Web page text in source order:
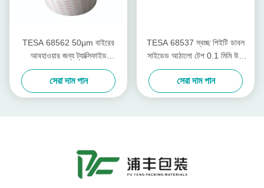
TESA 68562 50μm বাইরের
আবহাওয়ার জন্য ট্যাক্সিফাইড
অ্যাক্রিলিকের সাথে ডাবল সাইডেড
আঠালো টেপ
সেরা দাম পান
TESA 68537 স্বচ্ছ পিইটি ডাবল
সাইডেড আঠালো টেপ 0.1 মিমি উচ্চ
তাপমাত্রা প্রতিরোধের সাথে অ্যান্টি-
রিবান্ড
সেরা দাম পান